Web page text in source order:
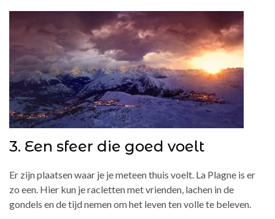
3. Een sfeer die goed voelt
Er zijn plaatsen waar je je meteen thuis voelt. La Plagne is er
zo een. Hier kun je racletten met vrienden, lachen in de
gondels en de tijd nemen om het leven ten volle te beleven.